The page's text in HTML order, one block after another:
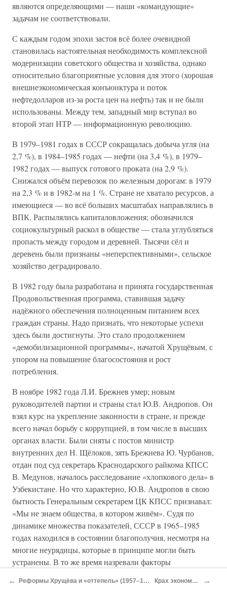
являются определяющими — наши «командующие»
задачам не соответствовали.
С каждым годом эпохи застоя всё более очевидной
становилась настоятельная необходимость комплексной
модернизации советского общества и хозяйства, однако
относительно благоприятные условия для этого (хорошая
внешнеэкономическая конъюнктура и поток
нефтедолларов из-за роста цен на нефть) так и не были
использованы. Между тем, западный мир вступал во
второй этап НТР — информационную революцию.
В 1979–1981 годах в СССР сокращалась добыча угля (на
2,7 %), в 1984–1985 годах — нефти (на 3,4 %), в 1979–
1982 годах — выпуск готового проката (на 2,9 %).
Снижался объём перевозок по железным дорогам: в 1979
на 2,3 % и в 1982-м на 1 %. Стране не хватало ресурсов, а
имеющиеся — во всё больших масштабах направлялись в
ВПК. Распылялись капиталовложения; обозначился
социокультурный раскол в обществе — стала углубляться
пропасть между городом и деревней. Тысячи сёл и
деревень были признаны «неперспективными», сельское
хозяйство деградировало.
В 1982 году была разработана и принята государственная
Продовольственная программа, ставившая задачу
надёжного обеспечения полноценным питанием всех
граждан страны. Надо признать, что некоторые успехи
здесь были достигнуты. Это стало продолжением
«демобилизационной программы», начатой Хрущёвым, с
упором на повышение благосостояния и рост
потребления.
В ноябре 1982 года Л.И. Брежнев умер; новым
руководителей партии и страны стал Ю.В. Андропов. Он
взял курс на укрепление законности в стране, и прежде
всего начал борьбу с коррупцией, в том числе в высших
органах власти. Были сняты с постов министр
внутренних дел Н. Щёлоков, зять Брежнева Ю. Чурбанов,
отдан под суд секретарь Краснодарского райкома КПСС
В. Медунов, началось расследование «хлопкового дела» в
Узбекистане. Но что характерно, Ю.В. Андропов в свою
бытность Генеральным секретарем ЦК КПСС признавал:
«Мы не знаем общества, в котором живём». Судя по
динамике множества показателей, СССР в 1965–1985
годах находился в состоянии благополучия, несмотря на
многие неурядицы, которые в принципе могли быть
устранены. В то же время назревали факторы
симптомами этого стали широкое распространение
← Реформы Хрущёва и «оттепель» (1957–1964) Крах экономики →